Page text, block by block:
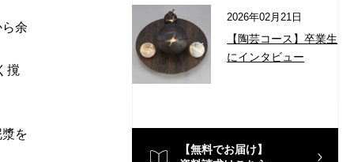
余
撹
を
2026年02月21日
【陶芸コース】卒業生
にインタビュー
【無料でお届け】